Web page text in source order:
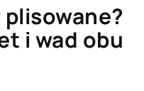
i wad obu